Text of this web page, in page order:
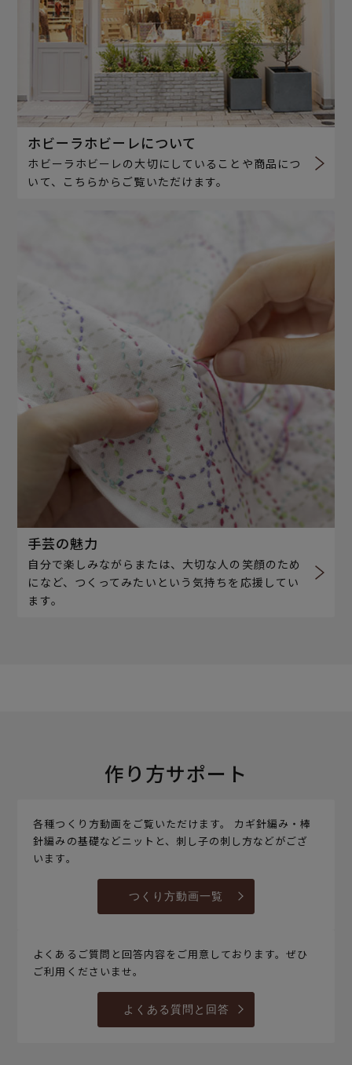
ホビーラホビーレについて
ホビーラホビーレの大切にしていることや商品につ
いて、こちらからご覧いただけます。
手芸の魅力
自分で楽しみながらまたは、大切な人の笑顔のため
になど、つくってみたいという気持ちを応援してい
ます。
作り方サポート
各種つくり方動画をご覧いただけます。 カギ針編み・棒
針編みの基礎などニットと、刺し子の刺し方などがござ
います。
つくり方動画一覧
よくあるご質問と回答内容をご用意しております。ぜひ
ご利用くださいませ。
よくある質問と回答